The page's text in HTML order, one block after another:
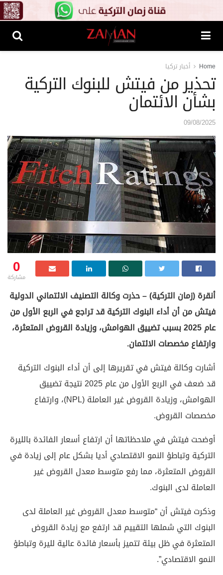
Home أخبار تركيا
تحذير من فيتش للبنوك التركية
بشأن الائتمان
09/08/2025
0
مشاركة
أنقرة (زمان التركية) – حذرت وكالة التصنيف الائتماني الدولية
فيتش من أن أداء البنوك التركية قد تراجع في الربع الأول من
عام 2025 بسبب تضييق الهوامش، وزيادة القروض المتعثرة،
وارتفاع مخصصات الائتمان.
أشارت وكالة فيتش في تقريرها إلى أن أداء البنوك التركية
قد ضعف في الربع الأول من عام 2025 نتيجة تضييق
الهوامش، وزيادة القروض غير العاملة (NPL)، وارتفاع
مخصصات القروض.
أوضحت فيتش في ملاحظاتها أن ارتفاع أسعار الفائدة بالليرة
التركية وتباطؤ النمو الاقتصادي أديا بشكل عام إلى زيادة في
القروض المتعثرة، مما رفع متوسط معدل القروض غير
العاملة لدى البنوك.
وذكرت فيتش أن “متوسط معدل القروض غير العاملة لدى
البنوك التي شملها التقييم قد ارتفع مع زيادة القروض
المتعثرة في ظل بيئة تتميز بأسعار فائدة عالية لليرة وتباطؤ
النمو الاقتصادي”.